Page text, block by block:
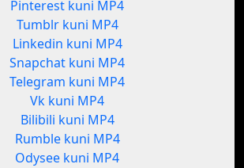
Pinterest kuni MP4
Tumblr kuni MP4
Linkedin kuni MP4
Snapchat kuni MP4
Telegram kuni MP4
Vk kuni MP4
Bilibili kuni MP4
Rumble kuni MP4
Odysee kuni MP4